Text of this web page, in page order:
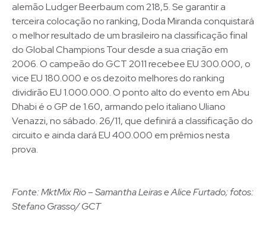
alemão Ludger Beerbaum com 218,5. Se garantir a
terceira colocação no ranking, Doda Miranda conquistará
o melhor resultado de um brasileiro na classificação final
do Global Champions Tour desde a sua criação em
2006. O campeão do GCT 2011 recebee EU 300.000, o
vice EU 180.000 e os dezoito melhores do ranking
dividirão EU 1.000.000. O ponto alto do evento em Abu
Dhabi é o GP de 1.60, armando pelo italiano Uliano
Venazzi, no sábado. 26/11, que definirá a classificação do
circuito e ainda dará EU 400.000 em prêmios nesta
prova.
Fonte: MktMix Rio – Samantha Leiras e Alice Furtado; fotos:
Stefano Grasso/ GCT